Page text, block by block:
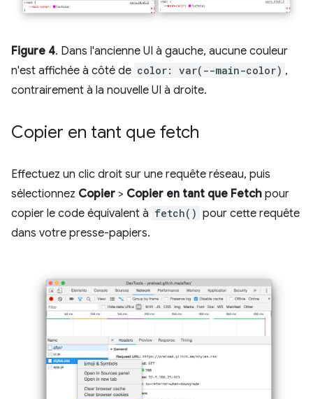
Figure 4. Dans l'ancienne UI à gauche, aucune couleur
n'est affichée à côté de color: var(--main-color) ,
contrairement à la nouvelle UI à droite.
Copier en tant que fetch
Effectuez un clic droit sur une requête réseau, puis
sélectionnez Copier > Copier en tant que Fetch pour
copier le code équivalent à fetch() pour cette requête
dans votre presse-papiers.